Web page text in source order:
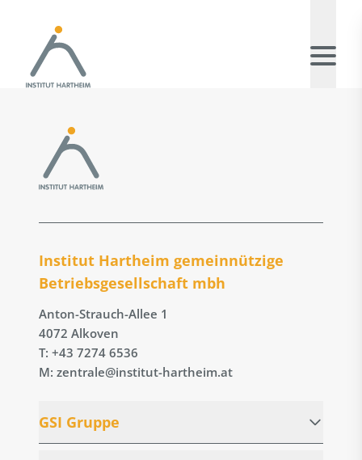
Institut Hartheim gemeinnützige
Betriebs­gesellschaft mbh
Anton-Strauch-Allee 1
4072 Alkoven
T: +43 7274 6536
M: zentrale@institut-hartheim.at
GSI Gruppe